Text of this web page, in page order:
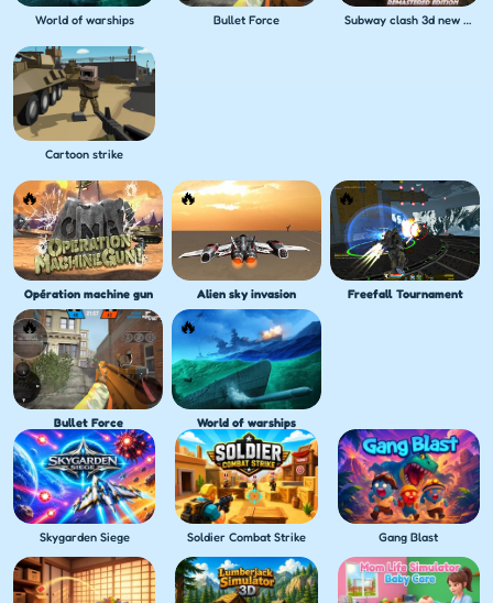
World of warships Bullet Force Subway clash 3d new edition
Cartoon strike
Opération machine gun Alien sky invasion Freefall Tournament
Bullet Force World of warships
Skygarden Siege Soldier Combat Strike Gang Blast